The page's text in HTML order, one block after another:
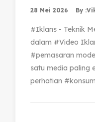
28 Mei 2026 By :
#Iklans - Teknik
dalam #Video
#pemasaran
satu media paling
perhatian